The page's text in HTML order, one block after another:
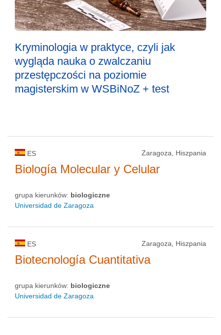
Kryminologia w praktyce, czyli jak
wygląda nauka o zwalczaniu
przestępczości na poziomie
magisterskim w WSBiNoZ + test
ES Zaragoza, Hiszpania
Biología Molecular y Celular
grupa kierunków: biologiczne
Universidad de Zaragoza
ES Zaragoza, Hiszpania
Biotecnología Cuantitativa
grupa kierunków: biologiczne
Universidad de Zaragoza